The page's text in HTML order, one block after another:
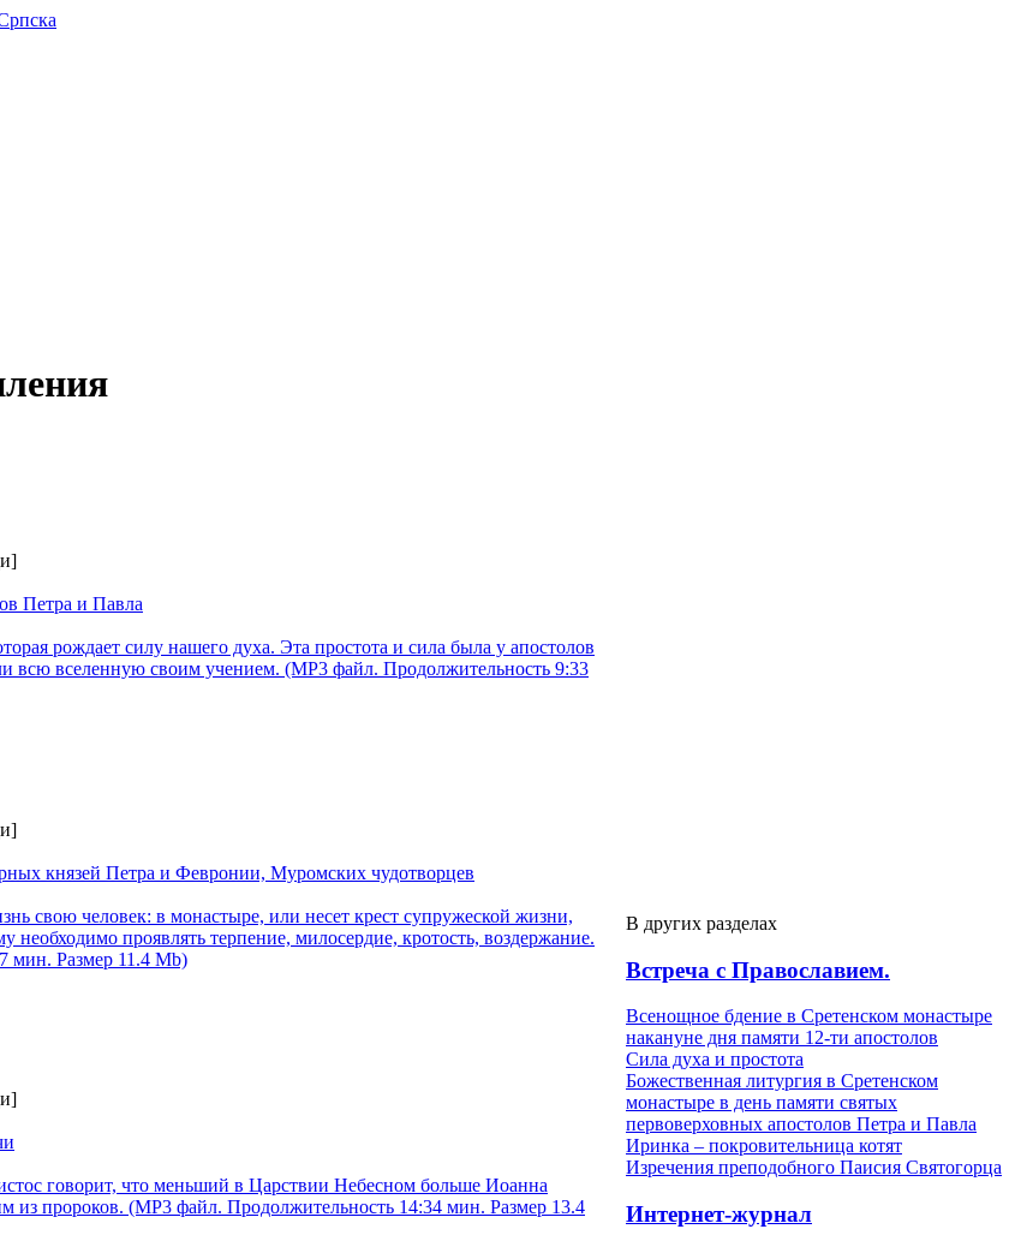
Петра и Павла
рождает силу нашего духа. Эта простота и сила была у апостолов
всю вселенную своим учением. (MP3 файл. Продолжительность 9:33
князей Петра и Февронии, Муромских чудотворцев
свою человек: в монастыре, или несет крест супружеской жизни,
проявлять терпение, милосердие, кротость, воздержание.
мин. Размер 11.4 Mb)
говорит, что меньший в Царствии Небесном больше Иоанна
из пророков. (MP3 файл. Продолжительность 14:34 мин. Размер 13.4
В других разделах
Встреча с Православием.
Всенощное бдение в Сретенском монастыре
накануне дня памяти 12-ти апостолов
Сила духа и простота
Божественная литургия в Сретенском
монастыре в день памяти святых
первоверховных апостолов Петра и Павла
Иринка – покровительница котят
Изречения преподобного Паисия Святогорца
Интернет-журнал